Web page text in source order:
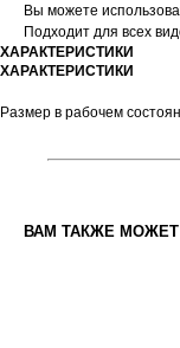
Вы можете
Подходит для всех
ХАРАКТЕРИСТИКИ
ХАРАКТЕРИСТИКИ
Размер в рабочем
ВАМ ТАКЖЕ